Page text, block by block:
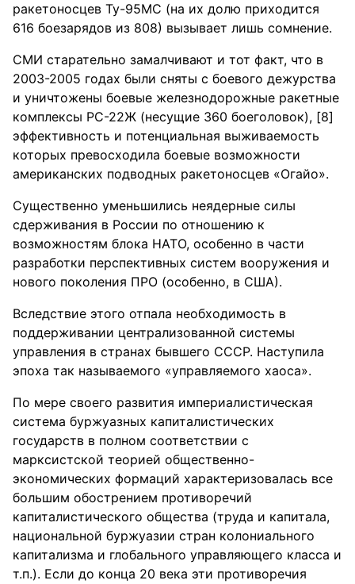
ракетоносцев Ту-95МС (на их долю приходится
616 боезарядов из 808) вызывает лишь сомнение.
СМИ старательно замалчивают и тот факт, что в
2003-2005 годах были сняты с боевого дежурства
и уничтожены боевые железнодорожные ракетные
комплексы РС-22Ж (несущие 360 боеголовок), [8]
эффективность и потенциальная выживаемость
которых превосходила боевые возможности
американских подводных ракетоносцев «Огайо».
Существенно уменьшились неядерные силы
сдерживания в России по отношению к
возможностям блока НАТО, особенно в части
разработки перспективных систем вооружения и
нового поколения ПРО (особенно, в США).
Вследствие этого отпала необходимость в
поддерживании централизованной системы
управления в странах бывшего СССР. Наступила
эпоха так называемого «управляемого хаоса».
По мере своего развития империалистическая
система буржуазных капиталистических
государств в полном соответствии с
марксистской теорией общественно-
экономических формаций характеризовалась все
большим обострением противоречий
капиталистического общества (труда и капитала,
национальной буржуазии стран колониального
капитализма и глобального управляющего класса и
т.п.). Если до конца 20 века эти противоречия